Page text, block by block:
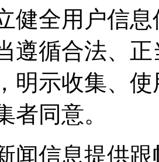
健全用户信
遵循合法、
明示收集、
者同意。
闻信息提供